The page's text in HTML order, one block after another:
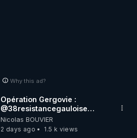
Why this ad?
Opération Gergovie :
‪@38resistancegauloise‬
‪@MarionSigautOfficiel‬
‪@gladysriifard5710‬ Laëtitia
Nicolas BOUVIER
2 days ago
1.5 k views